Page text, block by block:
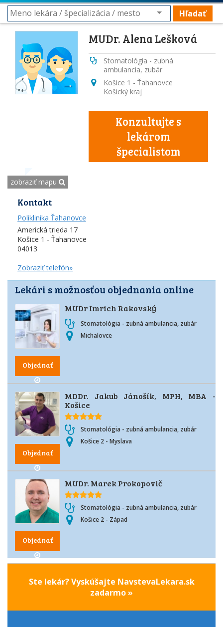
Hľadať
MUDr. Alena Lešková
Stomatológia - zubná
ambulancia, zubár
Košice 1 - Ťahanovce
Košický kraj
Konzultujte s
lekárom
špecialistom
zobraziť mapu
Kontakt
Poliklinika Ťahanovce
Americká trieda 17
Košice 1 - Ťahanovce
04013
Zobraziť telefón»
Lekári s možnosťou objednania online
Objednať
MUDr Imrich Rakovský
Stomatológia - zubná ambulancia, zubár
Michalovce
Objednať
MDDr. Jakub Jánošík, MPH, MBA -
Košice
Stomatológia - zubná ambulancia, zubár
Košice 2 - Myslava
Objednať
MUDr. Marek Prokopovič
Stomatológia - zubná ambulancia, zubár
Košice 2 - Západ
Ste lekár? Vyskúšajte NavstevaLekara.sk
zadarmo »